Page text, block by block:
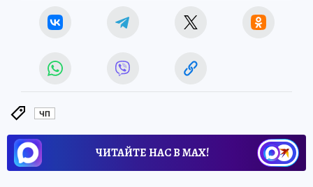
ЧП
ЧИТАЙТЕ НАС В МАХ!